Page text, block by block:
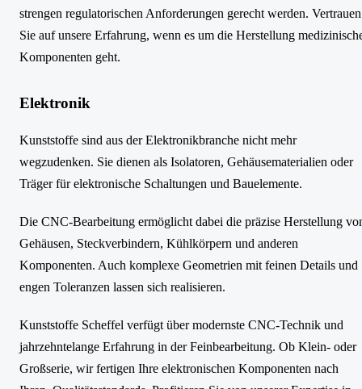
strengen regulatorischen Anforderungen gerecht werden. Vertrauen
Sie auf unsere Erfahrung, wenn es um die Herstellung
Komponenten geht.
Elektronik
Kunststoffe sind aus der Elektronikbranche nicht mehr
wegzudenken. Sie dienen als Isolatoren, Gehäusematerialien oder
Träger für elektronische Schaltungen und Bauelemente.
Die CNC-Bearbeitung ermöglicht dabei die präzise Herstellung
Gehäusen, Steckverbindern, Kühlkörpern und anderen
Komponenten. Auch komplexe Geometrien mit feinen Details und
engen Toleranzen lassen sich realisieren.
Kunststoffe Scheffel verfügt über modernste CNC-Technik und
jahrzehntelange Erfahrung in der Feinbearbeitung. Ob Klein- oder
Großserie, wir fertigen Ihre elektronischen Komponenten nach